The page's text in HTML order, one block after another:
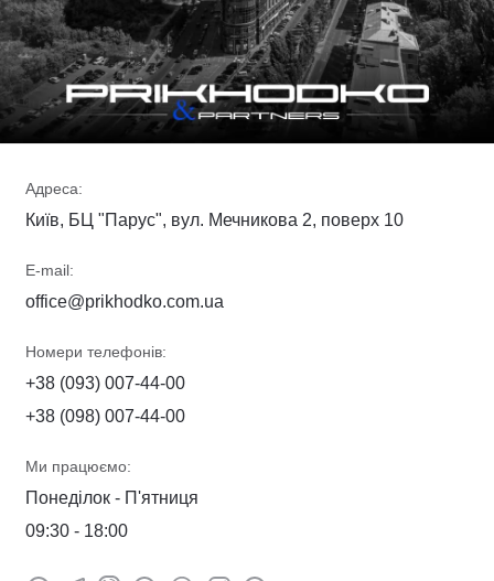
Адреса:
Київ, БЦ "Парус", вул. Мечникова 2, поверх 10
E-mail:
office@prikhodko.com.ua
Номери телефонів:
+38 (093) 007-44-00
+38 (098) 007-44-00
Ми працюємо:
Понеділок - П'ятниця
09:30 - 18:00